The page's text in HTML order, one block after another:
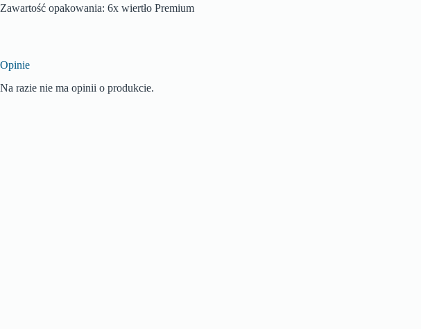
Zawartość opakowania: 6x wiertło Premium
Opinie
Na razie nie ma opinii o produkcie.